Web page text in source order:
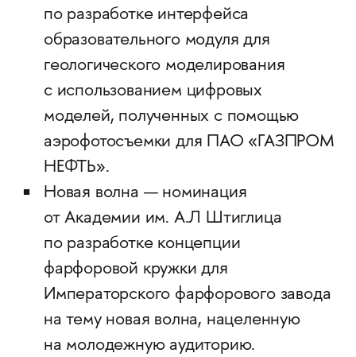
по разработке интерфейса
образовательного модуля для
геологического моделирования
с использованием цифровых
моделей, полученных с помощью
аэрофотосъемки для ПАО «ГАЗПРОМ
НЕФТЬ».
Новая волна — номинация
от Академии им. А.Л Штиглица
по разработке концепции
фарфоровой кружки для
Императорского фарфорового завода
на тему новая волна, нацеленную
на молодежную аудиторию.